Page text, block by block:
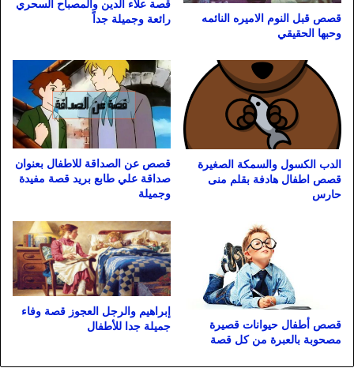
قصص قبل النوم الاميره النائمه
وحبها الحقيقي
قصة علاء الدين والمصباح السحري
رائعة وجميلة جداً
الدب الكسول والسمكة الصغيرة
قصص اطفال هادفة بقلم منى
حارس
قصص عن الصداقة للاطفال بعنوان
صداقة علي طابع بريد قصة مفيدة
وجميلة
قصص أطفال حيوانات قصيرة
مصحوبة بالعبرة من كل قصة
إبراهيم والرجل العجوز قصة وفاء
جميلة جدا للأطفال